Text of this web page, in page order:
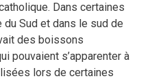
Dans certaines
Sud et dans le sud de
des boissons
pouvaient s’apparenter à
lors de certaines